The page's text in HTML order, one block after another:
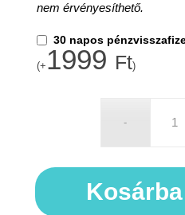
nem érvényesíthető.
30 napos
(+ 1999 Ft)